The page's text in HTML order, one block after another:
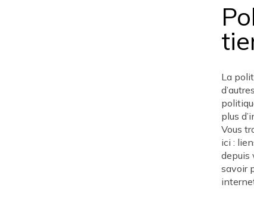
La
plus
Vous
ici :
depuis
savoir